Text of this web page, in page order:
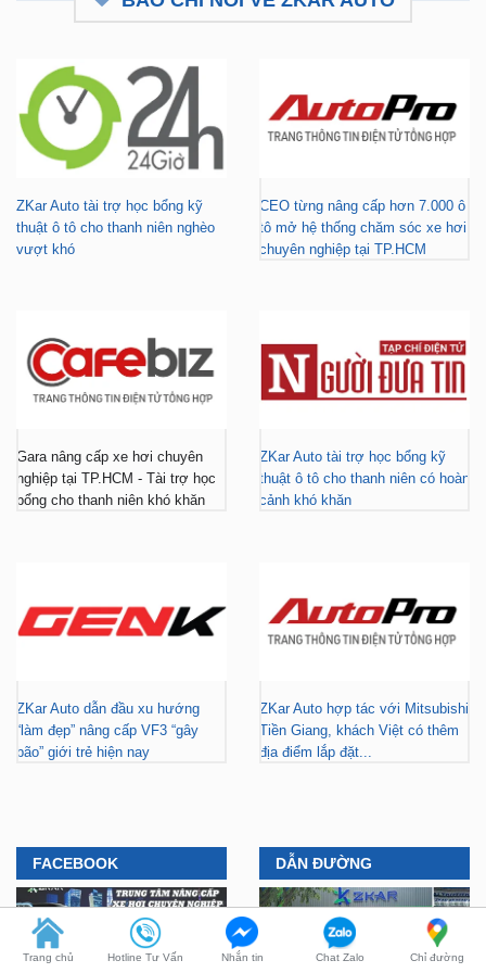
ZKar Auto tài trợ học bổng kỹ
thuật ô tô cho thanh niên nghèo
CEO từng nâng cấp hơn 7.000 ô
Gara nâng cấp xe hơi chuyên
ZKar Auto tài trợ học bổng kỹ
ZKar Auto hợp tác với Mitsubishi
Trang chủ Hotline Tư Vấn Nhắn tin Chat Zalo Chỉ đường